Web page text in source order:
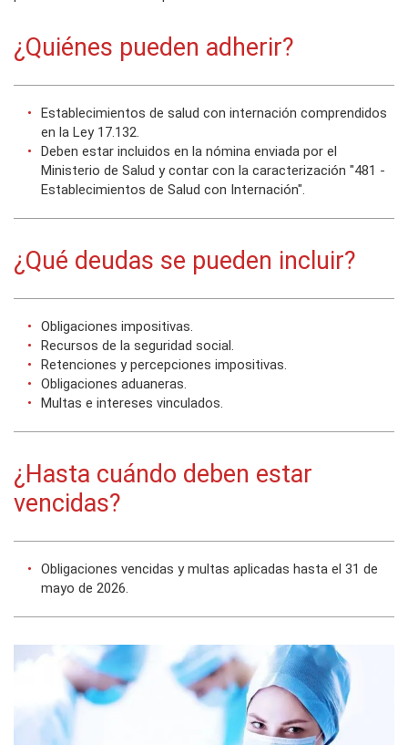
¿Quiénes pueden adherir?
Establecimientos de salud con internación comprendidos
en la Ley 17.132.
Deben estar incluidos en la nómina enviada por el
Ministerio de Salud y contar con la caracterización "481 -
Establecimientos de Salud con Internación".
¿Qué deudas se pueden incluir?
Obligaciones impositivas.
Recursos de la seguridad social.
Retenciones y percepciones impositivas.
Obligaciones aduaneras.
Multas e intereses vinculados.
¿Hasta cuándo deben estar
vencidas?
Obligaciones vencidas y multas aplicadas hasta el 31 de
mayo de 2026.